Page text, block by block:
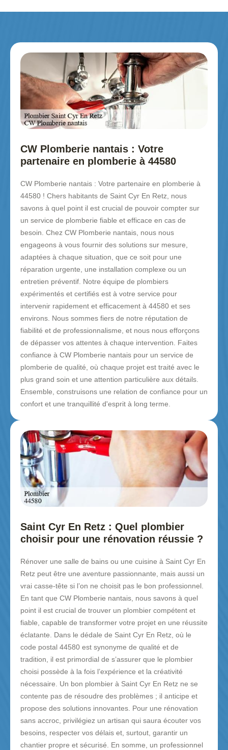
CW Plomberie nantais : Votre
partenaire en plomberie à 44580
CW Plomberie nantais : Votre partenaire en plomberie à
44580 ! Chers habitants de Saint Cyr En Retz, nous
savons à quel point il est crucial de pouvoir compter sur
un service de plomberie fiable et efficace en cas de
besoin. Chez CW Plomberie nantais, nous nous
engageons à vous fournir des solutions sur mesure,
adaptées à chaque situation, que ce soit pour une
réparation urgente, une installation complexe ou un
entretien préventif. Notre équipe de plombiers
expérimentés et certifiés est à votre service pour
intervenir rapidement et efficacement à 44580 et ses
environs. Nous sommes fiers de notre réputation de
fiabilité et de professionnalisme, et nous nous efforçons
de dépasser vos attentes à chaque intervention. Faites
confiance à CW Plomberie nantais pour un service de
plomberie de qualité, où chaque projet est traité avec le
plus grand soin et une attention particulière aux détails.
Ensemble, construisons une relation de confiance pour un
confort et une tranquillité d'esprit à long terme.
Saint Cyr En Retz : Quel plombier
choisir pour une rénovation réussie ?
Rénover une salle de bains ou une cuisine à Saint Cyr En
Retz peut être une aventure passionnante, mais aussi un
vrai casse-tête si l’on ne choisit pas le bon professionnel.
En tant que CW Plomberie nantais, nous savons à quel
point il est crucial de trouver un plombier compétent et
fiable, capable de transformer votre projet en une réussite
éclatante. Dans le dédale de Saint Cyr En Retz, où le
code postal 44580 est synonyme de qualité et de
tradition, il est primordial de s’assurer que le plombier
choisi possède à la fois l’expérience et la créativité
nécessaire. Un bon plombier à Saint Cyr En Retz ne se
contente pas de résoudre des problèmes ; il anticipe et
propose des solutions innovantes. Pour une rénovation
sans accroc, privilégiez un artisan qui saura écouter vos
besoins, respecter vos délais et, surtout, garantir un
chantier propre et sécurisé. En somme, un professionnel